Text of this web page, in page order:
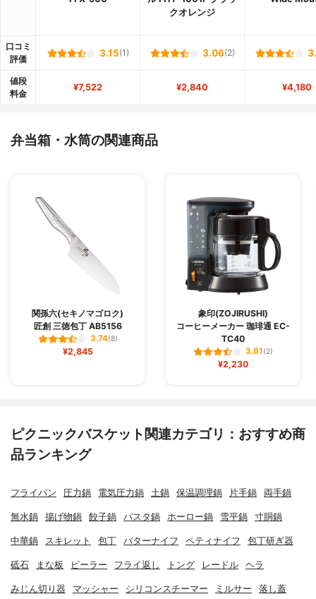
クオレンジ
口コミ
評価
3.15(1) 3.06(2)
値段
料金
¥7,522 ¥2,840 ¥4,180
弁当箱・水筒の関連商品
関孫六(セキノマゴロク)
匠創 三徳包丁 AB5156
3.74(8)
¥2,845
象印(ZOJIRUSHI)
コーヒーメーカー 珈琲通 EC-
TC40
3.61(2)
¥2,230
ピクニックバスケット関連カテゴリ：おすすめ商
品ランキング
フライパン 圧力鍋 電気圧力鍋 土鍋 保温調理鍋 片手鍋 両手鍋
無水鍋 揚げ物鍋 餃子鍋 パスタ鍋 ホーロー鍋 雪平鍋 寸胴鍋
中華鍋 スキレット 包丁 バターナイフ ペティナイフ 包丁研ぎ器
砥石 まな板 ピーラー フライ返し トング レードル ヘラ
みじん切り器 マッシャー シリコンスチーマー ミルサー 落し蓋